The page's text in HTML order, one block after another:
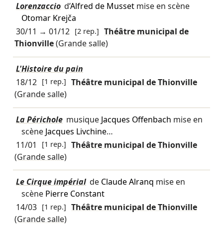
Lorenzaccio d’Alfred de Mussetmise en scène
Otomar Krejča
30/11 → 01/12 [2 rep.] Théâtre municipal de
Thionville(Grande salle)
L'Histoire du pain
18/12 [1 rep.] Théâtre municipal de Thionville
(Grande salle)
La Périchole musique Jacques Offenbach mise en
scène Jacques Livchine…
11/01
[1 rep.] Théâtre municipal de Thionville
(Grande salle)
Le Cirque impérial de Claude Alranq mise en
scène Pierre Constant
14/03 [1 rep.] Théâtre municipal de Thionville
(Grande salle)